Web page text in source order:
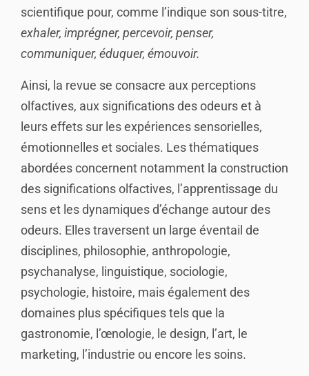
scientifique pour, comme l’indique son sous-titre,
exhaler, imprégner, percevoir, penser,
communiquer, éduquer, émouvoir.
Ainsi, la revue se consacre aux perceptions
olfactives, aux significations des odeurs et à
leurs effets sur les expériences sensorielles,
émotionnelles et sociales. Les thématiques
abordées concernent notamment la construction
des significations olfactives, l’apprentissage du
sens et les dynamiques d’échange autour des
odeurs. Elles traversent un large éventail de
disciplines, philosophie, anthropologie,
psychanalyse, linguistique, sociologie,
psychologie, histoire, mais également des
domaines plus spécifiques tels que la
gastronomie, l’œnologie, le design, l’art, le
marketing, l’industrie ou encore les soins.